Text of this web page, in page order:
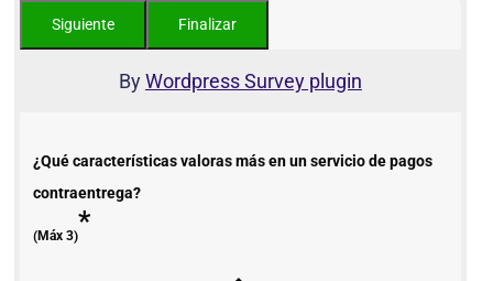
ByWordpress Survey plugin
¿Qué características valoras más en un servicio de pagos
contraentrega?
(Máx 3)*